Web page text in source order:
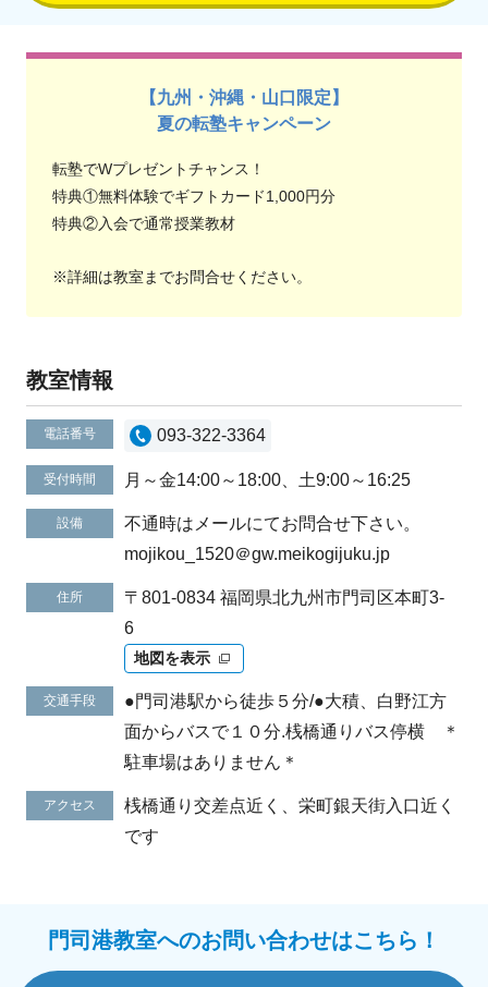
【九州・沖縄・山口限定】
夏の転塾キャンペーン
転塾でWプレゼントチャンス！
特典①無料体験でギフトカード1,000円分
特典②入会で通常授業教材
※詳細は教室までお問合せください。
教室情報
電話番号 093-322-3364
受付時間 月～金14:00～18:00、土9:00～16:25
設備
不通時はメールにてお問合せ下さい。
mojikou_1520＠gw.meikogijuku.jp
住所
〒801-0834 福岡県北九州市門司区本町3-
6
地図を表示
交通手段
●門司港駅から徒歩５分/●大積、白野江方
面からバスで１０分.桟橋通りバス停横 ＊
駐車場はありません＊
アクセス
桟橋通り交差点近く、栄町銀天街入口近く
です
門司港教室へのお問い合わせはこちら！